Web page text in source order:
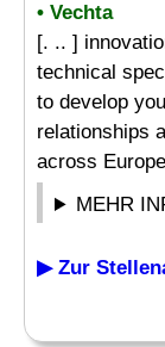
• Vechta
[. .. ]
technical
to develop
relationships
across
MEHR
▶ Zur